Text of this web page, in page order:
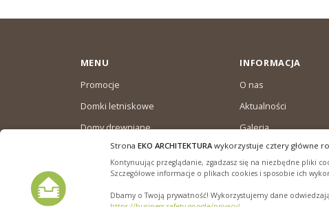
MENU
Promocje
Domki letniskowe
Domy drewniane
Domki ogrodowe
INFORMACJA
O nas
Aktualności
Galeria
Warunki dostawy &
Polityka plików
Strona EKO ARCHITEKTURAwykorzystuje cztery główne
Kontynuując przeglądanie, zgadzasz się na niezbędne pliki
Szczegółowe informacje o plikach cookies i sposobie ich
Dbamy o Twoją prywatność! Wykorzystujemy dane